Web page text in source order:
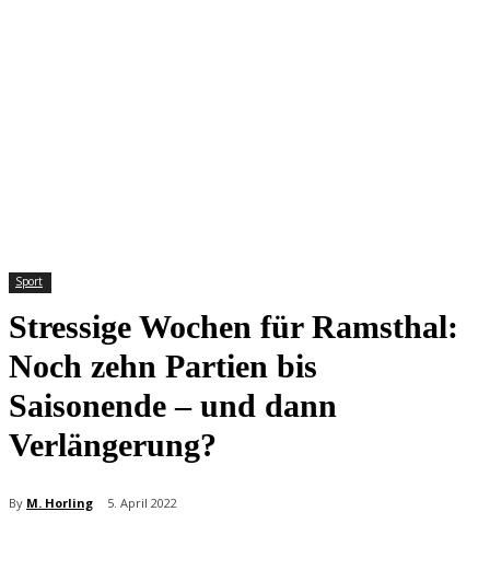
Sport
Stressige Wochen für Ramsthal:
Noch zehn Partien bis
Saisonende – und dann
Verlängerung?
By M. Horling 5. April 2022